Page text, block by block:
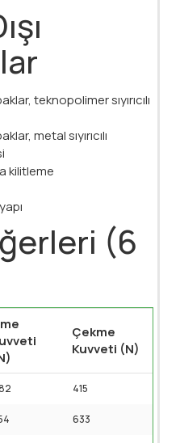
teknopolimer sıyırıcılı
metal sıyırıcılı
kilitleme
(6
Çekme
Kuvveti (N)
415
633